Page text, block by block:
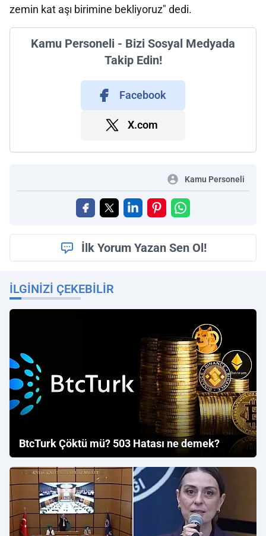
zemin kat aşı birimine bekliyoruz" dedi.
Kamu Personeli - Bizi Sosyal Medyada
Takip Edin!
Facebook
X.com
Kamu Personeli
İlk Yorum Yazan Sen Ol!
İLGINIZI ÇEKEBILIR
BtcTurk Çöktü mü? 503 Hatası ne demek?